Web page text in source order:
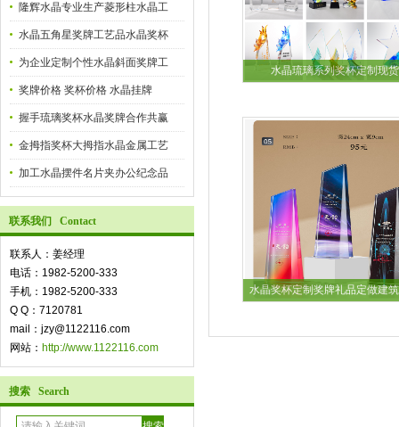
隆辉水晶专业生产菱形柱水晶工
水晶五角星奖牌工艺品水晶奖杯
为企业定制个性水晶斜面奖牌工
奖牌价格 奖杯价格 水晶挂牌
握手琉璃奖杯水晶奖牌合作共赢
金拇指奖杯大拇指水晶金属工艺
加工水晶摆件名片夹办公纪念品
联系我们 Contact
联系人：姜经理
电话：1982-5200-333
手机：1982-5200-333
Q Q：7120781
mail：jzy@1122116.com
网站： http://www.1122116.com
搜索 Search
水晶琉璃系列奖杯定制现货
水晶奖杯定制奖牌礼品定做建